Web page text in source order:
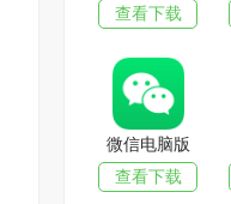
查看下载
微信电脑版
查看下载